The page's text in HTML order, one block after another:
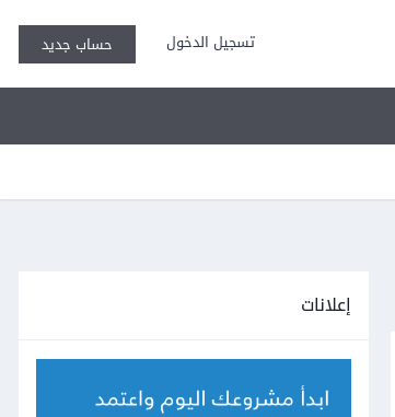
تسجيل الدخول حساب جديد
إعلانات